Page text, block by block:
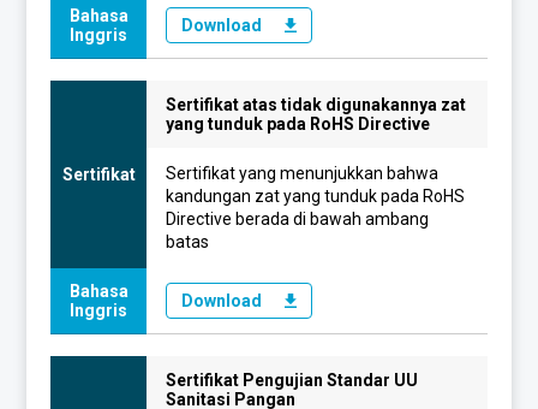
Bahasa
Inggris
Download
Sertifikat
Sertifikat atas tidak digunakannya zat
yang tunduk pada RoHS Directive
Sertifikat yang menunjukkan bahwa
kandungan zat yang tunduk pada RoHS
Directive berada di bawah ambang
batas
Bahasa
Inggris
Download
Sertifikat Pengujian Standar UU
Sanitasi Pangan